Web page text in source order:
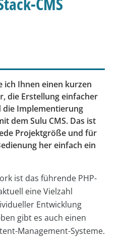
ich Ihnen einen kurzen
die Erstellung einfacher
die Implementierung
dem Sulu CMS. Das ist
Projektgröße und für
her einfach ein
ist das führende PHP-
eine Vielzahl
Entwicklung
gibt es auch einen
Management-Systeme.